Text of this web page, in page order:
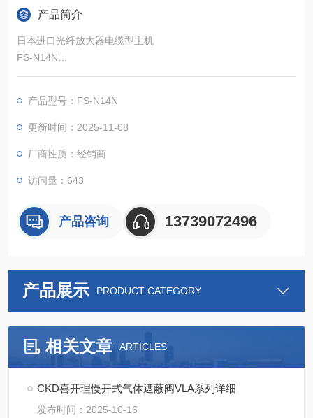
产品简介
日本进口光纤放大器电缆型主机
FS-N14N
FS-N 系列
产品型号：FS-N14N
更新时间：2025-11-08
厂商性质：经销商
访问量：643
产品咨询 13739072496
产品展示 PRODUCT CATEGORY
相关文章 ARTICLES
CKD喜开理慢开式气体遮蔽阀VLA系列详细
发布时间：2025-10-16